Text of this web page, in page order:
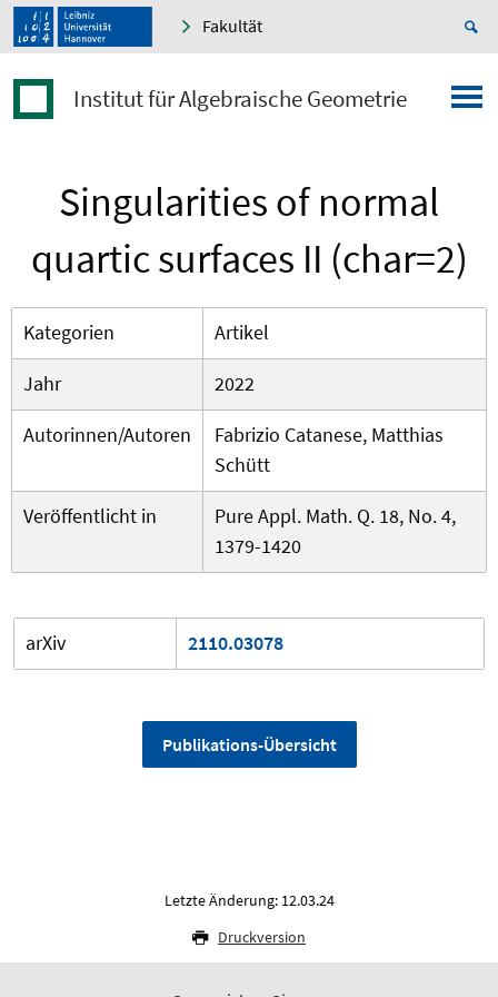
Fakultät
Institut für Algebraische Geometrie
Singularities of normal
quartic surfaces II (char=2)
Kategorien
Artikel
Jahr
2022
Autorinnen/Autoren
Fabrizio Catanese, Matthias
Schütt
Veröffentlicht in
Pure Appl. Math. Q. 18, No. 4,
1379-1420
arXiv 2110.03078
Publikations-Übersicht
Letzte Änderung: 12.03.24
Druckversion